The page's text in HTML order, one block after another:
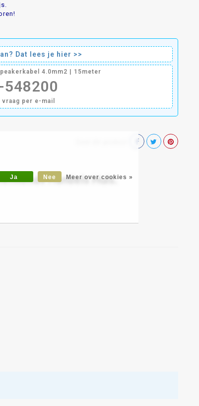
Dat lees je hier >>
4.0mm2 | 15meter
548200
per e-mail
Handels Huis.
Ja Nee Meer over cookies »